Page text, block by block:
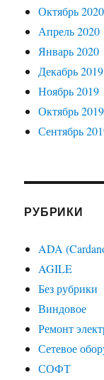
Октябрь 2020
Апрель 2020
Январь 2020
Декабрь 2019
Ноябрь 2019
Октябрь 2019
Сентябрь
РУБРИКИ
ADA
AGILE
Без рубрики
Виндовое
Ремонт
Сетевое
СОФТ